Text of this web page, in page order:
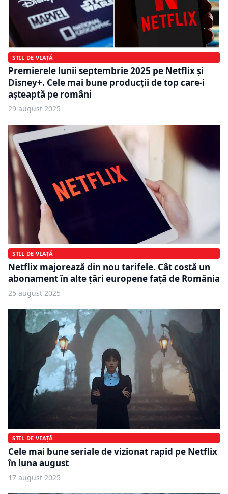
STIL DE VIAȚĂ
Premierele lunii septembrie 2025 pe Netflix și
Disney+. Cele mai bune producții de top care-i
așteaptă pe români
29 august 2025
STIL DE VIAȚĂ
Netflix majorează din nou tarifele. Cât costă un
abonament în alte țări europene față de România
25 august 2025
STIL DE VIAȚĂ
Cele mai bune seriale de vizionat rapid pe Netflix
în luna august
17 august 2025